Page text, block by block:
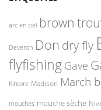
arc en ciel brown
Deveron Don dry fly
flyfishing Gave
Kintore Madison March
mouches mouche sèche